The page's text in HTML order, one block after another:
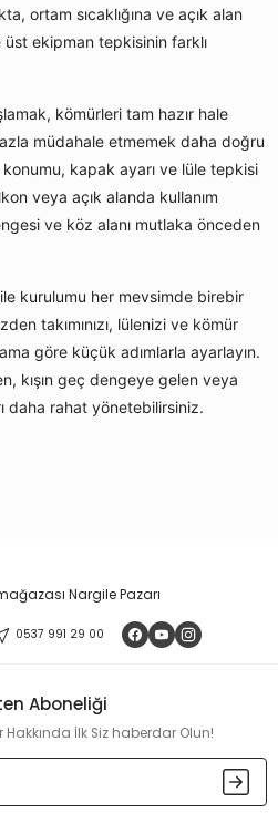
ortam sıcaklığına ve açık alan
üst ekipman tepkisinin farklı
kömürleri tam hazır hale
müdahale etmemek daha doğru
kapak ayarı ve lüle tepkisi
veya açık alanda kullanım
ve köz alanı mutlaka önceden
kurulumu her mevsimde birebir
takımınızı, lülenizi ve kömür
göre küçük adımlarla ayarlayın.
kışın geç dengeye gelen veya
daha rahat yönetebilirsiniz.
Nargile Pazarı
0537 991 29 00
Aboneliği
Hakkında İlk Siz haberdar Olun!